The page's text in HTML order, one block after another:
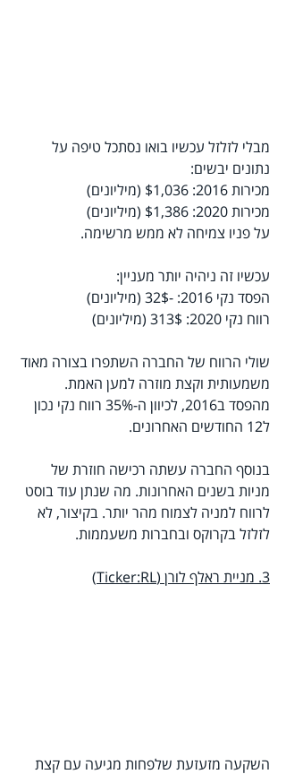
מבלי לזלזל עכשיו בואו נסתכל טיפה על
נתונים יבשים:
מכירות 2016: $1,036 (מיליונים)
מכירות 2020: $1,386 (מיליונים)
על פניו צמיחה לא ממש מרשימה.
עכשיו זה ניהיה יותר מעניין:
הפסד נקי 2016: -32$ (מיליונים)
רווח נקי 2020: 313$ (מיליונים)
שולי הרווח של החברה השתפרו בצורה מאוד
משמעותית וקצת מוזרה למען האמת.
מהפסד ב2016, לכיוון ה-35% רווח נקי נכון
ל12 החודשים האחרונים.
בנוסף החברה עשתה רכישה חוזרת של
מניות בשנים האחרונות. מה שנתן עוד בוסט
לרווח למניה לצמוח מהר יותר. בקיצור, לא
לזלזל בקרוקס ובחברות משעממות.
3. מניית ראלף לורן (Ticker:RL)
השקעה מזעזעת שלפחות מגיעה עם קצת